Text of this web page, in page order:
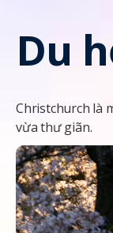
Du
Christchurch là
vừa thư giãn.